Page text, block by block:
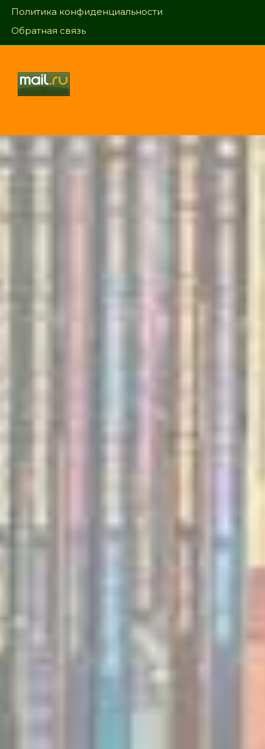
Политика конфиденциальности
Обратная связь